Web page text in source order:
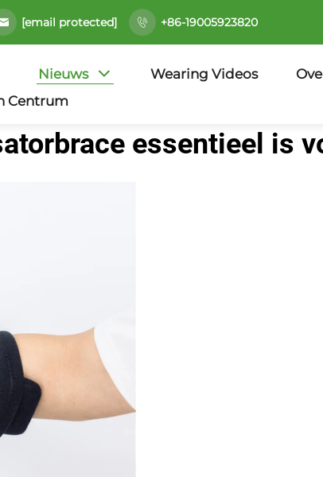
[email protected] +86-19005923820
Nieuws Wearing Videos
Centrum
essentieel is